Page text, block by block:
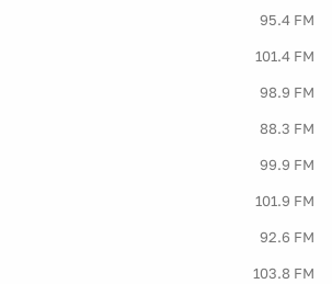
95.4 FM
101.4 FM
98.9 FM
88.3 FM
99.9 FM
101.9 FM
92.6 FM
103.8 FM